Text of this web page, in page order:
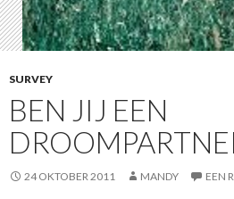
SURVEY
BEN JIJ EEN
24 OKTOBER 2011 MANDY EEN